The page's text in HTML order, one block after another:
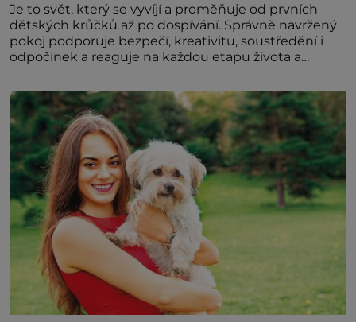
Je to svět, který se vyvíjí a proměňuje od prvních
dětských krůčků až po dospívání. Správně navržený
pokoj podporuje bezpečí, kreativitu, soustředění i
odpočinek a reaguje na každou etapu života a
jednoduchost, měkkost a bezpečí, proto by pokoj
miminka měl působit především klidně a útulně.
Předškolní věk je